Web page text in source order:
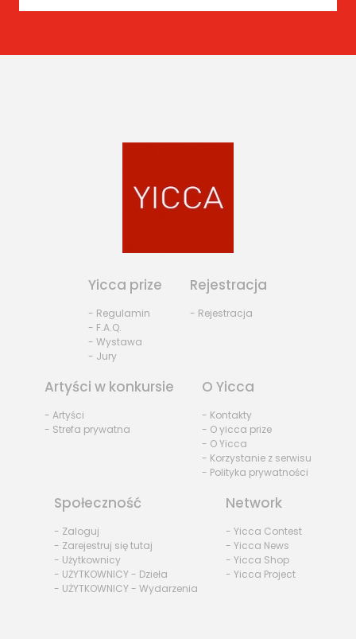
Yicca prize
- Regulamin
- F.A.Q.
- Wystawa
- Jury
Rejestracja
- Rejestracja
Artyści w konkursie
- Artyści
- Strefa prywatna
O Yicca
- Kontakty
- O yicca prize
- O Yicca
- Korzystanie z serwisu
- Polityka prywatności
Społeczność
- Zaloguj
- Zarejestruj się tutaj
- Użytkownicy
- UŻYTKOWNICY - Dzieła
- UŻYTKOWNICY - Wydarzenia
Network
- Yicca Contest
- Yicca News
- Yicca Shop
- Yicca Project